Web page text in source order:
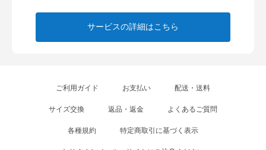
サービスの詳細はこちら
ご利用ガイド お支払い 配送・送料
サイズ交換 返品・返金 よくあるご質問
各種規約 特定商取引に基づく表示